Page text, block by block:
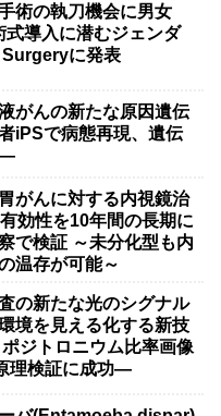
術の執刀機会に男女
導入に潜むジェンダ
に発表
がんの新たな原因遺伝
iPSで病態再現、遺伝
―
がんに対する内視鏡治
効性を10年間の長期に
で検証 ～未分化型も内
温存が可能～
の新たな光のシグナル
境を見える化する新技
ジトロニウム比率画像
理検証に成功―